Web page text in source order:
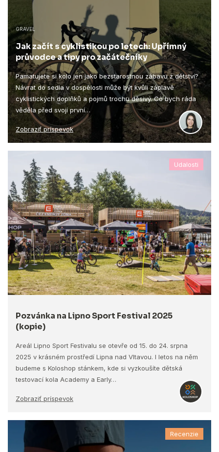
GRAVEL
Jak začít s cyklistikou po letech: Upřímný
průvodce a tipy pro začátečníky
Pamatujete si kolo jen jako bezstarostnou zábavu z dětství?
Návrat do sedla v dospělosti může být kvůli záplavě
cyklistických doplňků a pojmů trochu děsivý. Co bych ráda
věděla před svojí první…
Zobraziť príspevok
Udalosti
Pozvánka na Lipno Sport Festival 2025
(kopie)
Areál Lipno Sport Festivalu se otevře od 15. do 24. srpna
2025 v krásném prostředí Lipna nad Vltavou. I letos na něm
budeme s Koloshop stánkem, kde si vyzkoušíte dětská
testovací kola Academy a Early…
Zobraziť príspevok
Recenzie